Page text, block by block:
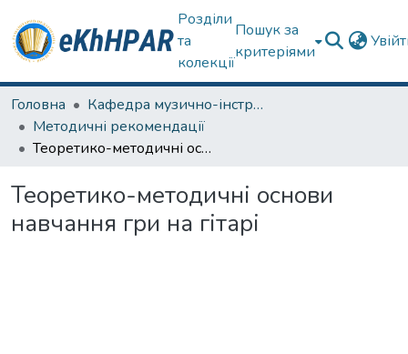
Розділи
та
колекції
Пошук за
критеріями
Головна
Кафедра музично-інструментальної підготовки вчителя
Методичні рекомендації
Теоретико-методичні основи навчання гри на гітарі
Теоретико-методичні основи
навчання гри на гітарі